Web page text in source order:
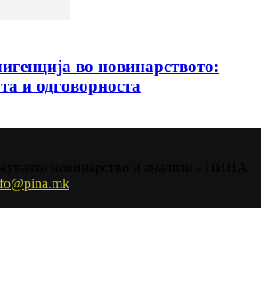
во новинарството:
и одговорноста